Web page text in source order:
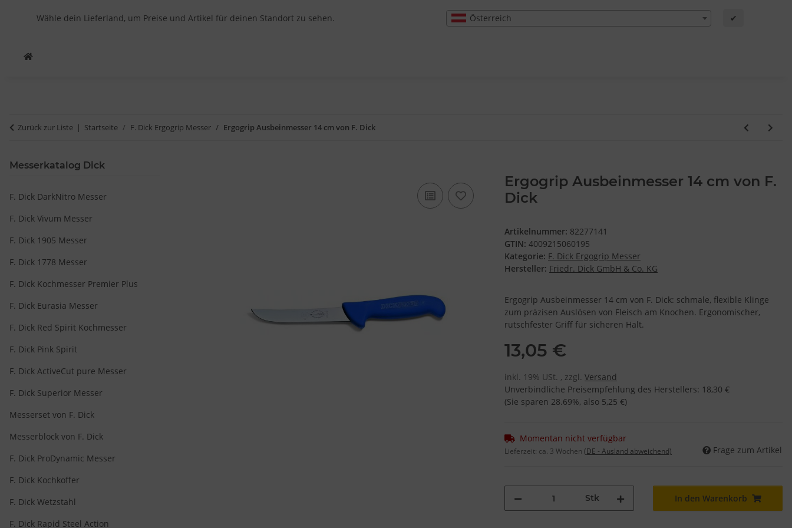
Wähle dein Lieferland, um Preise und Artikel für deinen Standort zu sehen. Österreich ✔
Zurück zur Liste Startseite F. Dick Ergogrip Messer Ergogrip Ausbeinmesser 14 cm von F. Dick
Ergogrip Ausbeinmesser 14 cm von F.
Dick
Artikelnummer: 82277141
GTIN: 4009215060195
Kategorie: F. Dick Ergogrip Messer
Hersteller: Friedr. Dick GmbH & Co. KG
Ergogrip Ausbeinmesser 14 cm von F. Dick: schmale, flexible Klinge
zum präzisen Auslösen von Fleisch am Knochen. Ergonomischer,
rutschfester Griff für sicheren Halt.
13,05 €
inkl. 19% USt. , zzgl. Versand
Unverbindliche Preisempfehlung des Herstellers: 18,30 €
(Sie sparen 28.69%, also 5,25 €)
Momentan nicht verfügbar
Lieferzeit: ca. 3 Wochen (DE - Ausland abweichend) Frage zum Artikel
Stk In den Warenkorb
Messerkatalog Dick
F. Dick DarkNitro Messer
F. Dick Vivum Messer
F. Dick 1905 Messer
F. Dick 1778 Messer
F. Dick Kochmesser Premier Plus
F. Dick Eurasia Messer
F. Dick Red Spirit Kochmesser
F. Dick Pink Spirit
F. Dick ActiveCut pure Messer
F. Dick Superior Messer
Messerset von F. Dick
Messerblock von F. Dick
F. Dick ProDynamic Messer
F. Dick Kochkoffer
F. Dick Wetzstahl
F. Dick Rapid Steel Action